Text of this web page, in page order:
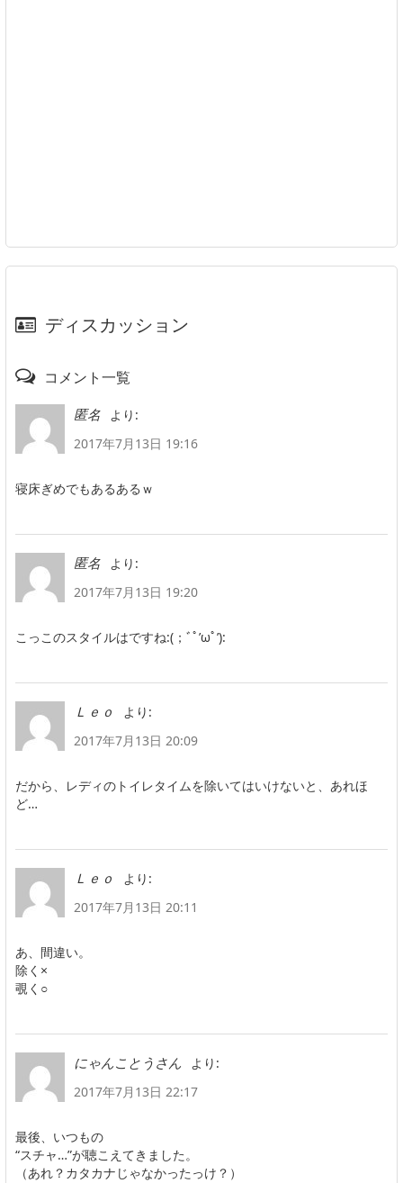
ディスカッション
コメント一覧
匿名
より:
2017年7月13日 19:16
寝床ぎめでもあるあるｗ
匿名
より:
2017年7月13日 19:20
こっこのスタイルはですね:(；ﾞﾟ’ωﾟ’):
Ｌｅｏ
より:
2017年7月13日 20:09
だから、レディのトイレタイムを除いてはいけないと、あれほ
ど…
Ｌｅｏ
より:
2017年7月13日 20:11
あ、間違い。
除く×
覗く○
にゃんことうさん
より:
2017年7月13日 22:17
最後、いつもの
“スチャ…”が聴こえてきました。
（あれ？カタカナじゃなかったっけ？）